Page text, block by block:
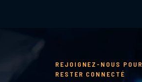
REJOIGNEZ-NOUS POUR
RESTER CONNECTÉ